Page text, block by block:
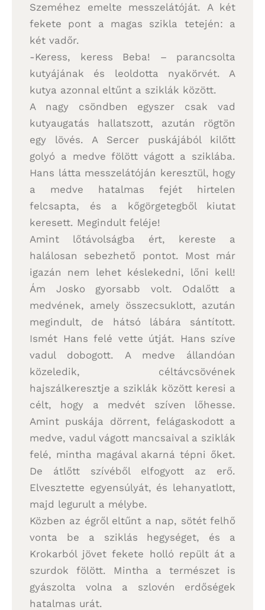
Szeméhez emelte messzelátóját. A két
fekete pont a magas szikla tetején: a
két vadőr.
-Keress, keress Beba! – parancsolta
kutyájának és leoldotta nyakörvét. A
kutya azonnal eltűnt a sziklák között.
A nagy csöndben egyszer csak vad
kutyaugatás hallatszott, azután rögtön
egy lövés. A Sercer puskájából kilőtt
golyó a medve fölött vágott a sziklába.
Hans látta messzelátóján keresztül, hogy
a medve hatalmas fejét hirtelen
felcsapta, és a kőgörgetegből kiutat
keresett. Megindult feléje!
Amint lőtávolságba ért, kereste a
halálosan sebezhető pontot. Most már
igazán nem lehet késlekedni, lőni kell!
Ám Josko gyorsabb volt. Odalőtt a
medvének, amely összecsuklott, azután
megindult, de hátsó lábára sántított.
Ismét Hans felé vette útját. Hans szíve
vadul dobogott. A medve állandóan
közeledik, céltávcsövének
hajszálkeresztje a sziklák között keresi a
célt, hogy a medvét szíven lőhesse.
Amint puskája dörrent, felágaskodott a
medve, vadul vágott mancsaival a sziklák
felé, mintha magával akarná tépni őket.
De átlőtt szívéből elfogyott az erő.
Elvesztette egyensúlyát, és lehanyatlott,
majd legurult a mélybe.
Közben az égről eltűnt a nap, sötét felhő
vonta be a sziklás hegységet, és a
Krokarból jövet fekete holló repült át a
szurdok fölött. Mintha a természet is
gyászolta volna a szlovén erdőségek
hatalmas urát.